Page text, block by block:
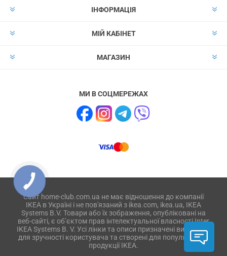
ІНФОРМАЦІЯ
МІЙ КАБІНЕТ
МАГАЗИН
МИ В СОЦМЕРЕЖАХ
Сайт home-club.com.ua не має відношення до компанії
IKEA в Україні і не пов'язаний з ikea.com, ikea.ua, IKEA
Systems B.V. Товари або їх зображення, опубліковані на
веб-сайті, є об’єктом прав інтелектуальної власності Inter
IKEA Systems B. V. Усі лінки та описи призначені виключно
для зручності користувача та створені для популяризації
продукції IKEA.